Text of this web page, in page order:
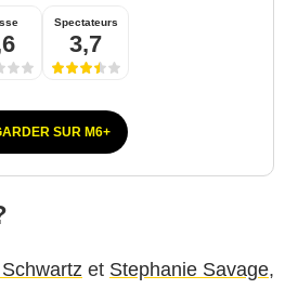
Spectateurs
3,7
SUR M6+
et Stephanie Savage,